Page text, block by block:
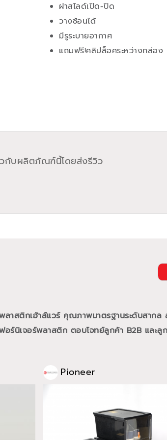
ฝาสไลด์เปิด-ปิด
วางซ้อนได้
มีรูระบายอากาศ
แถมฟรี!คลิปล็อคระหว่างกล่อง
พลาสติกเฮ้าส์แวร์ คุณภาพมาตรฐานระดับสา
อร์นิเจอร์พลาสติก ตอบโจทย์ลูกค้า B2B และลู
Pioneer
กับผลิตภัณฑ์นี้โดยส่งรีวิว